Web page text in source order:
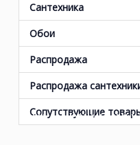
Сантехника
Обои
Распродажа
Распродажа
Сопутствующие
Прованс - все
от KERAMA